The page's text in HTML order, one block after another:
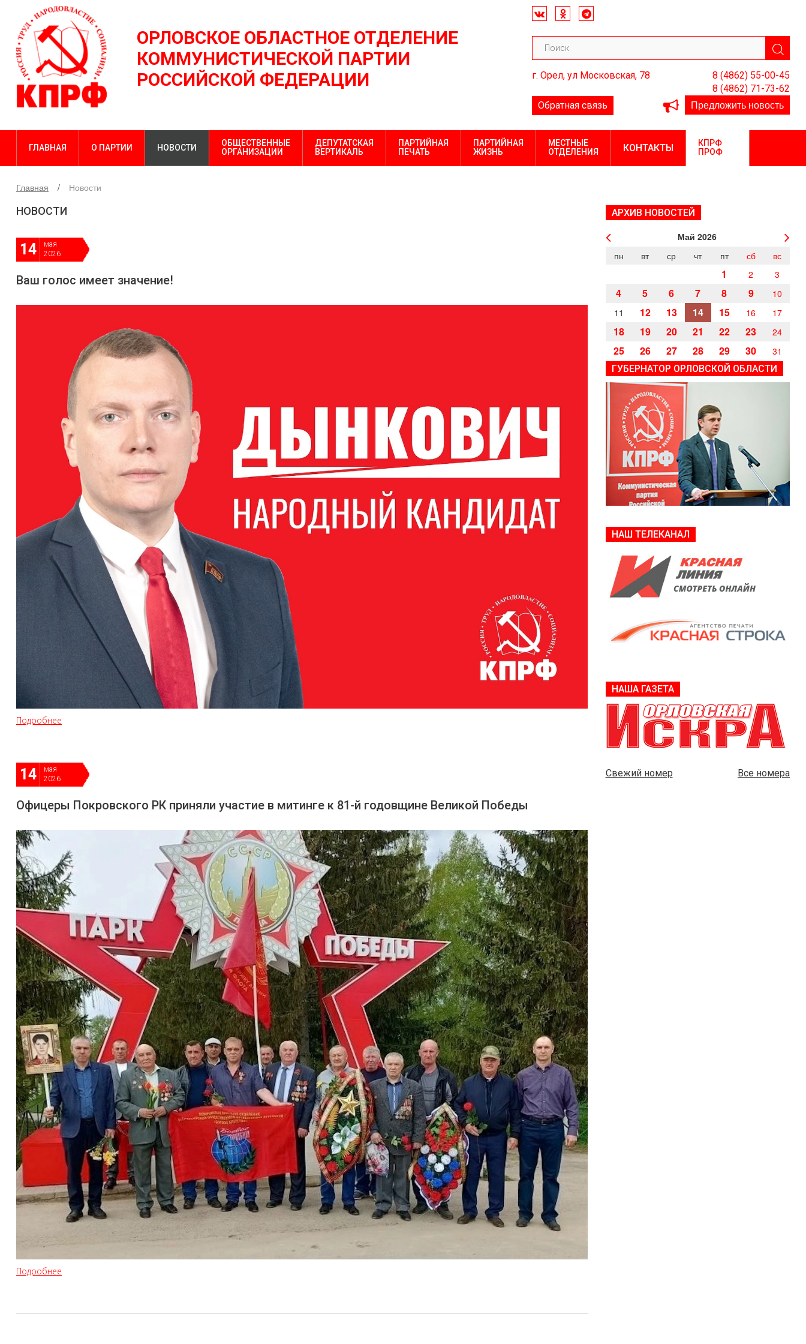
ОРЛОВСКОЕ ОБЛАСТНОЕ ОТДЕЛЕНИЕ
КОММУНИСТИЧЕСКОЙ ПАРТИИ
РОССИЙСКОЙ ФЕДЕРАЦИИ
г. Орел, ул Московская, 78
Обратная связь
8 (4862) 55-00-45
8 (4862) 71-73-62
Предложить новость
ГЛАВНАЯ О ПАРТИИ НОВОСТИ
ОБЩЕСТВЕННЫЕ
ОРГАНИЗАЦИИ
ДЕПУТАТСКАЯ
ВЕРТИКАЛЬ
ПАРТИЙНАЯ
ПЕЧАТЬ
ПАРТИЙНАЯ
ЖИЗНЬ
МЕСТНЫЕ
ОТДЕЛЕНИЯ
КОНТАКТЫ
КПРФ
ПРОФ
Главная Новости
НОВОСТИ
14
мая
2026
Ваш голос имеет значение!
Подробнее
14
мая
2026
Офицеры Покровского РК приняли участие в митинге к 81-й годовщине Великой Победы
Подробнее
АРХИВ НОВОСТЕЙ
Май 2026
пн
вт ср чт пт сб вс
1 2 3
4 5 6 7 8 9
10
11
12 13 14 15 16 17
18 19 20 21 22 23 24
25 26 27 28 29 30 31
ГУБЕРНАТОР ОРЛОВСКОЙ ОБЛАСТИ
НАШ ТЕЛЕКАНАЛ
НАША ГАЗЕТА
Свежий номер Все номера